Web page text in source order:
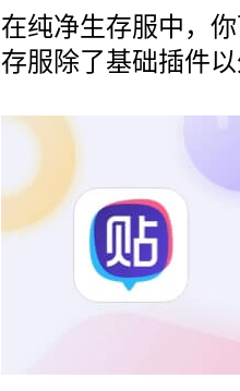
在纯净生存服中，
存服除了基础插件